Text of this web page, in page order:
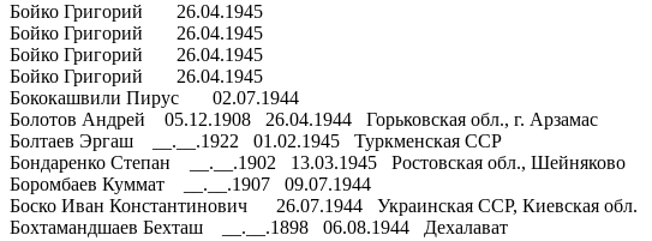
Бойко Григорий 26.04.1945
Бойко Григорий 26.04.1945
Бойко Григорий 26.04.1945
Бойко Григорий 26.04.1945
Бококашвили Пирус 02.07.1944
Болотов Андрей 05.12.1908 26.04.1944 Горьковская обл., г. Арзамас
Болтаев Эргаш __.__.1922 01.02.1945 Туркменская ССР
Бондаренко Степан __.__.1902 13.03.1945 Ростовская обл., Шейняково
Боромбаев Куммат __.__.1907 09.07.1944
Боско Иван Константинович 26.07.1944 Украинская ССР, Киевская обл.
Бохтамандшаев Бехташ __.__.1898 06.08.1944 Дехалават